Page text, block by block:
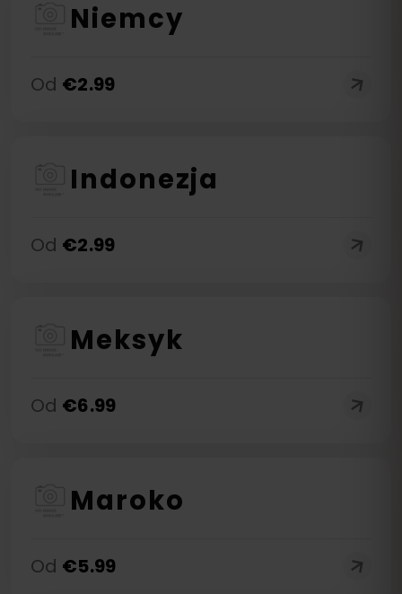
Niemcy
Od €2.99
Indonezja
Od €2.99
Meksyk
Od €6.99
Maroko
Od €5.99